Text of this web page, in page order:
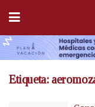
Etiqueta: